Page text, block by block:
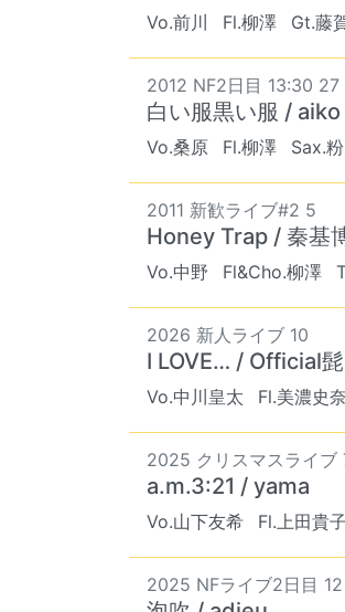
Vo.前川 Fl.柳澤 Gt.藤
2012 NF2日目 13:30 27
白い服黒い服 / aiko
Vo.桑原 Fl.柳澤 Sax.
2011 新歓ライブ#2 5
Honey Trap / 秦基
Vo.中野 Fl&Cho.柳澤
2026 新人ライブ 10
I LOVE… / Official
Vo.中川皇太 Fl.美濃史奈
2025 クリスマスライブ
a.m.3:21 / yama
Vo.山下友希 Fl.上田貴子
2025 NFライブ2日目 12